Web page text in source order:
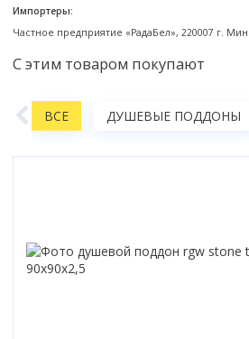
Сифоны
Ролики
Смотреть все
Импортеры:
Частное предприятие «РадаБел», 220007 г.
С этим товаром покупают
ВСЕ ДУШЕВЫЕ ПОДДОНЫ